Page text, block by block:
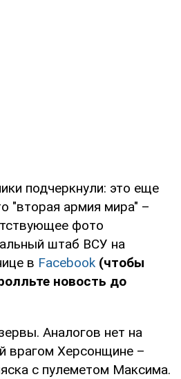
подчеркнули: это еще
"вторая армия мира" –
фото
штаб ВСУ на
в Facebook (чтобы
новость до
Аналогов нет на
врагом Херсонщине –
с пулеметом Максима.